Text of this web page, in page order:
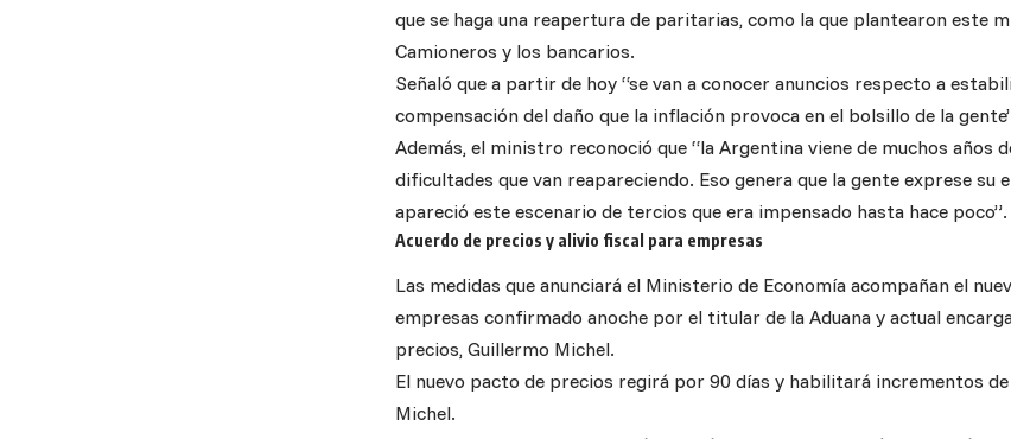
que se haga una reapertura de paritarias, como la que plantearon este
Camioneros y los bancarios.
Señaló que a partir de hoy “se van a conocer anuncios respecto a
compensación del daño que la inflación provoca en el bolsillo de la
Además, el ministro reconoció que “la Argentina viene de muchos años
dificultades que van reapareciendo. Eso genera que la gente exprese su
apareció este escenario de tercios que era impensado hasta hace poco”.
Acuerdo de precios y alivio fiscal para empresas
Las medidas que anunciará el Ministerio de Economía acompañan el
empresas confirmado anoche por el titular de la Aduana y actual
precios, Guillermo Michel.
El nuevo pacto de precios regirá por 90 días y habilitará incrementos
Michel.